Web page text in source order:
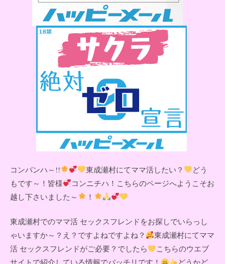
コンバンハ～!! 東成瀬村にてママ活したい？
どう
もです～！皆様
コンニチハ！こちらのページへようこそお
越し下さいました～
！
東成瀬村でのママ活 セックスフレンドをお探しでいらっし
ゃいますか～？え？ですよねですよね？
東成瀬村にてママ
活 セックスフレンドがご必要？でしたら
こちらのウエブ